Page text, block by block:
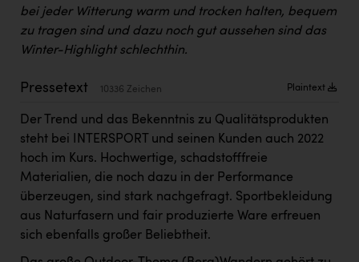
KEBA
KIWI Kinderwunsch Institut Dr. Loimer
Kremsmüller Anlagenbau GmbH
Maximarkt
Oldtimer Raststationen und Motorhotels
Österreichischer Kachelofenverband
bei jeder Witterung warm und trocken halten, bequem
zu tragen sind und dazu noch gut aussehen sind das
Winter-Highlight schlechthin.
Pressetext 10336 Zeichen Plaintext
Der Trend und das Bekenntnis zu Qualitätsprodukten
steht bei INTERSPORT und seinen Kunden auch 2022
hoch im Kurs. Hochwertige, schadstofffreie
Materialien, die noch dazu in der Performance
überzeugen, sind stark nachgefragt. Sportbekleidung
aus Naturfasern und fair produzierte Ware erfreuen
sich ebenfalls großer Beliebtheit.